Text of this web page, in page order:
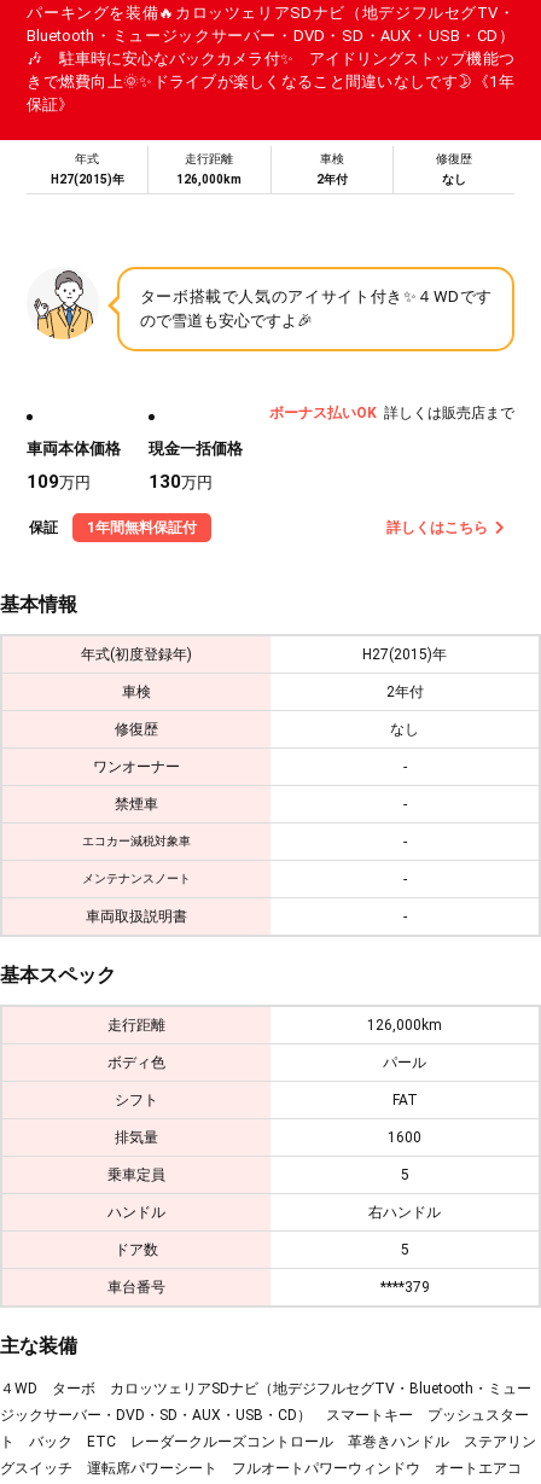
パーキングを装備🔥カロッツェリアSDナビ（地デジフルセグTV・
Bluetooth・ミュージックサーバー・DVD・SD・AUX・USB・CD）
🎶 駐車時に安心なバックカメラ付✨ アイドリングストップ機能つ
きで燃費向上🌞✨ドライブが楽しくなること間違いなしです🌛《1年
保証》
年式
H27(2015)年
走行距離
126,000km
車検
2年付
修復歴
なし
ターボ搭載で人気のアイサイト付き✨４WDです
ので雪道も安心ですよ🎉
車両本体価格
109万円
現金一括価格
130万円
ボーナス払いOK 詳しくは販売店まで
保証 1年間無料保証付 詳しくはこちら
基本情報
年式(初度登録年) H27(2015)年
車検 2年付
修復歴 なし
ワンオーナー -
禁煙車 -
エコカー減税対象車 -
メンテナンスノート -
車両取扱説明書 -
基本スペック
走行距離 126,000km
ボディ色 パール
シフト FAT
排気量 1600
乗車定員 5
ハンドル 右ハンドル
ドア数 5
車台番号 ****379
主な装備
４WD ターボ カロッツェリアSDナビ（地デジフルセグTV・Bluetooth・ミュー
ジックサーバー・DVD・SD・AUX・USB・CD） スマートキー プッシュスター
ト バック ETC レーダークルーズコントロール 革巻きハンドル ステアリン
グスイッチ 運転席パワーシート フルオートパワーウィンドウ オートエアコ